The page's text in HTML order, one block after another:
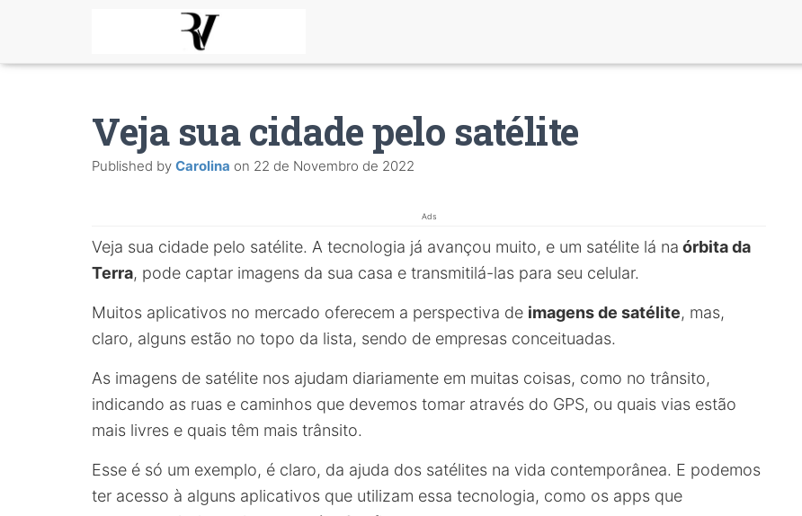
Veja sua cidade pelo satélite
Published by Carolina on 22 de Novembro de 2022
Ads
Veja sua cidade pelo satélite. A tecnologia já avançou muito, e um satélite lá na órbita da
Terra, pode captar imagens da sua casa e transmitilá-las para seu celular.
Muitos aplicativos no mercado oferecem a perspectiva de imagens de satélite, mas,
claro, alguns estão no topo da lista, sendo de empresas conceituadas.
As imagens de satélite nos ajudam diariamente em muitas coisas, como no trânsito,
indicando as ruas e caminhos que devemos tomar através do GPS, ou quais vias estão
mais livres e quais têm mais trânsito.
Esse é só um exemplo, é claro, da ajuda dos satélites na vida contemporânea. E podemos
ter acesso à alguns aplicativos que utilizam essa tecnologia, como os apps que